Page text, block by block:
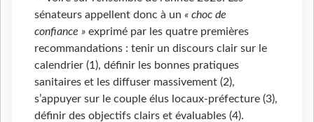
sénateurs appellent donc à un « choc de
confiance » exprimé par les quatre premières
recommandations : tenir un discours clair sur le
calendrier (1), définir les bonnes pratiques
sanitaires et les diffuser massivement (2),
s’appuyer sur le couple élus locaux-préfecture (3),
définir des objectifs clairs et évaluables (4).